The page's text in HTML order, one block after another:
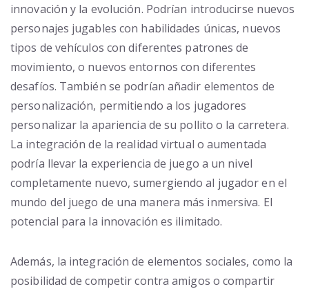
innovación y la evolución. Podrían introducirse nuevos
personajes jugables con habilidades únicas, nuevos
tipos de vehículos con diferentes patrones de
movimiento, o nuevos entornos con diferentes
desafíos. También se podrían añadir elementos de
personalización, permitiendo a los jugadores
personalizar la apariencia de su pollito o la carretera.
La integración de la realidad virtual o aumentada
podría llevar la experiencia de juego a un nivel
completamente nuevo, sumergiendo al jugador en el
mundo del juego de una manera más inmersiva. El
potencial para la innovación es ilimitado.
Además, la integración de elementos sociales, como la
posibilidad de competir contra amigos o compartir